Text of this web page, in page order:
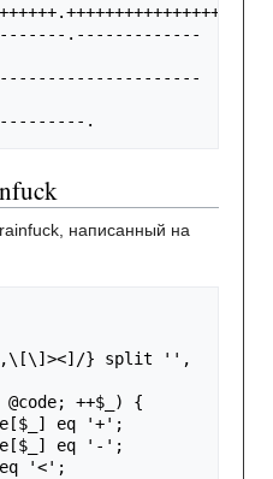
.++++++++++++++++++
. -------------
.
написанный на
} split '' ,
@code; ++$_ )
{
[$_ ] eq '+' ;
[$_ ] eq '-' ;
eq '<' ;